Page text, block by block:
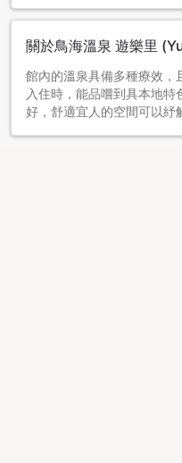
關於鳥海溫泉 遊樂里
館內的溫泉具備多種療效，
入住時，能品嚐到具本地
好，舒適宜人的空間可以紓